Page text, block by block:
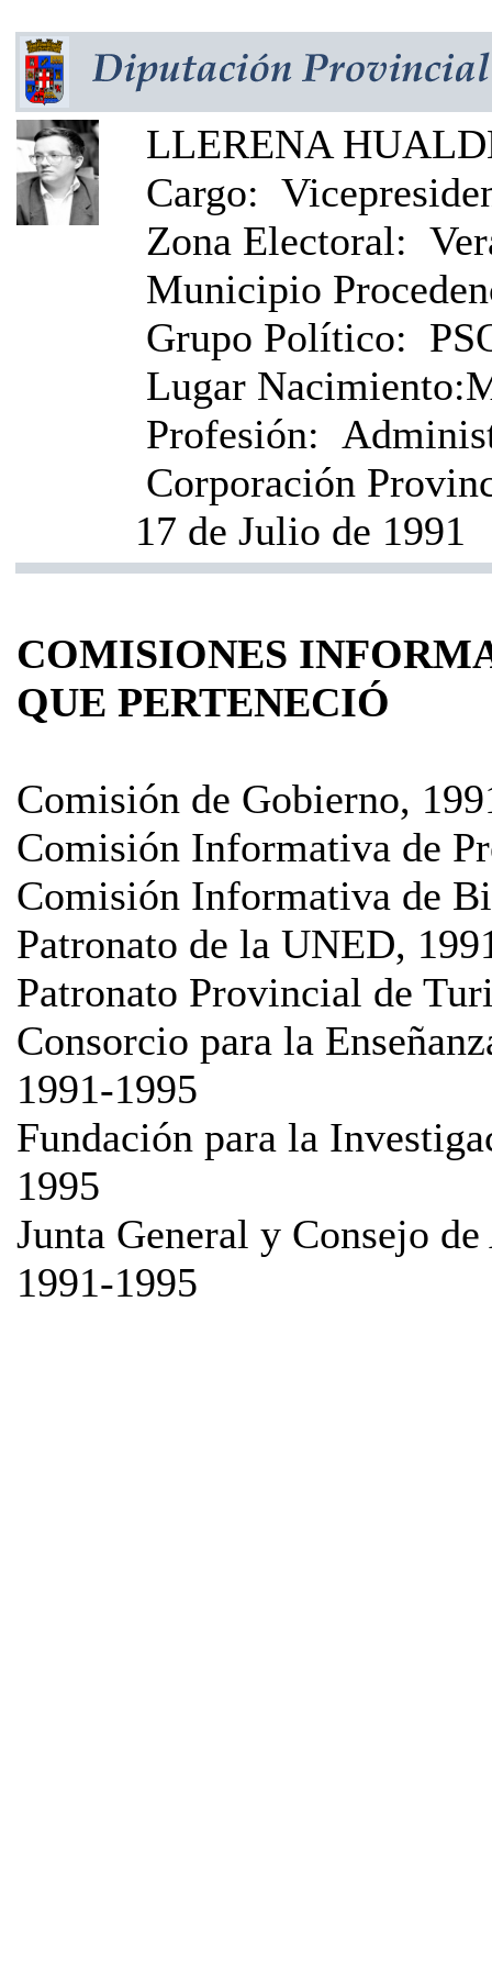
LLERENA
Cargo:
Zona Electoral:
Municipio
Grupo Político:
Lugar Nacimiento:
Profesión:
Corporación
17 de Julio de 1991
COMISIONES
QUE PERTENECIÓ
Comisión de Gobierno,
Comisión Informativa de
Comisión Informativa de
Patronato de la UNED,
Patronato Provincial de
Consorcio para la
1991-1995
Fundación para la
1995
Junta General y Consejo
1991-1995